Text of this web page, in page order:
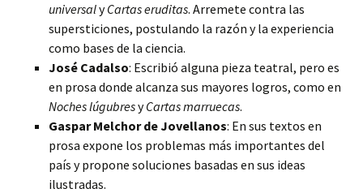
universalyCartas eruditas. Arremete contra las
supersticiones, postulando la razón y la experiencia
como bases de la ciencia.
José Cadalso: Escribió alguna pieza teatral, pero es
en prosa donde alcanza sus mayores logros, como en
Noches lúgubresyCartas marruecas.
Gaspar Melchor de Jovellanos: En sus textos en
prosa expone los problemas más importantes del
país y propone soluciones basadas en sus ideas
ilustradas.